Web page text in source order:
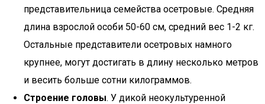
представительница семейства осетровые. Средняя
длина взрослой особи 50-60 см, средний вес 1-2 кг.
Остальные представители осетровых намного
крупнее, могут достигать в длину несколько метров
и весить больше сотни килограммов.
Строение головы. У дикой неокультуренной